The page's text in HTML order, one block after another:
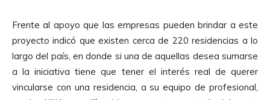
Frente al apoyo que las empresas pueden brindar a este
proyecto indicó que existen cerca de 220 residencias a lo
largo del país, en donde si una de aquellas desea sumarse
a la iniciativa tiene que tener el interés real de querer
vincularse con una residencia, a su equipo de profesional,